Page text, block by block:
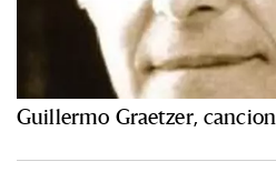
Guillermo Graetzer,